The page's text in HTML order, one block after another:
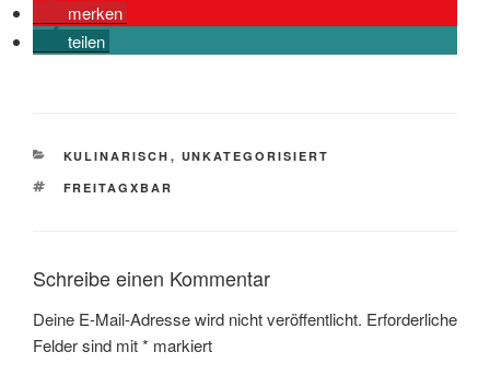
merken
teilen
KATEGORIEN
KULINARISCH , UNKATEGORISIERT
SCHLAGWÖRTER
FREITAGXBAR
Schreibe einen Kommentar
Deine E-Mail-Adresse wird nicht veröffentlicht. Erforderliche
Felder sind mit* markiert